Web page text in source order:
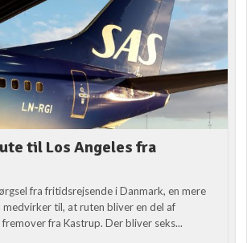
til Los Angeles fra
fra fritidsrejsende i Danmark, en mere
til, at ruten bliver en del af
fra Kastrup. Der bliver seks...